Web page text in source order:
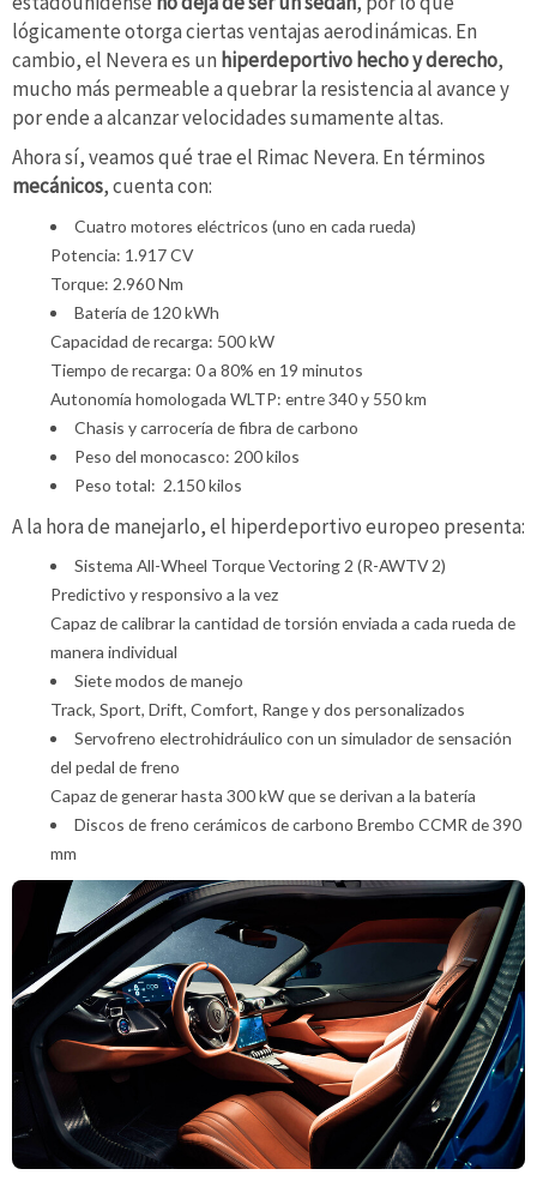
lógicamente otorga ciertas ventajas aerodinámicas. En
cambio, el Nevera es un hiperdeportivo hecho y derecho,
mucho más permeable a quebrar la resistencia al avance y
por ende a alcanzar velocidades sumamente altas.
Ahora sí, veamos qué trae el Rimac Nevera. En términos
mecánicos, cuenta con:
Cuatro motores eléctricos (uno en cada rueda)
Potencia: 1.917 CV
Torque: 2.960 Nm
Batería de 120 kWh
Capacidad de recarga: 500 kW
Tiempo de recarga: 0 a 80% en 19 minutos
Autonomía homologada WLTP: entre 340 y 550 km
Chasis y carrocería de fibra de carbono
Peso del monocasco: 200 kilos
Peso total: 2.150 kilos
A la hora de manejarlo, el hiperdeportivo europeo presenta:
Sistema All-Wheel Torque Vectoring 2 (R-AWTV 2)
Predictivo y responsivo a la vez
Capaz de calibrar la cantidad de torsión enviada a cada rueda de
manera individual
Siete modos de manejo
Track, Sport, Drift, Comfort, Range y dos personalizados
Servofreno electrohidráulico con un simulador de sensación
del pedal de freno
Capaz de generar hasta 300 kW que se derivan a la batería
Discos de freno cerámicos de carbono Brembo CCMR de 390
mm